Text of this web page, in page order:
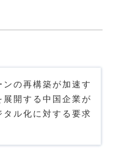
の再構築が加速す
開する中国企業が
ル化に対する要求